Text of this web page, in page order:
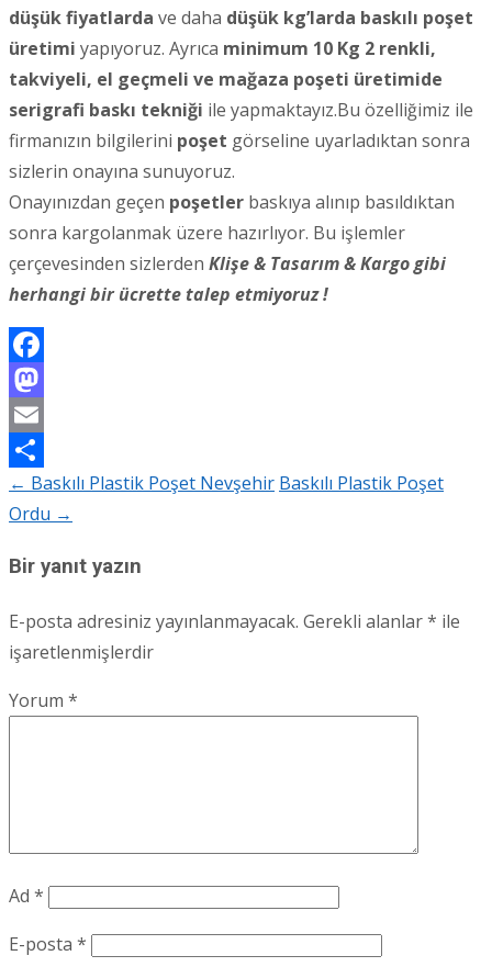
düşük fiyatlarda ve daha düşük kg’larda baskılı poşet
üretimi yapıyoruz. Ayrıca minimum 10 Kg 2 renkli,
takviyeli, el geçmeli ve mağaza poşeti üretimide
serigrafi baskı tekniği ile yapmaktayız.Bu özelliğimiz ile
firmanızın bilgilerini poşet görseline uyarladıktan sonra
sizlerin onayına sunuyoruz.
Onayınızdan geçen poşetler baskıya alınıp basıldıktan
sonra kargolanmak üzere hazırlıyor. Bu işlemler
çerçevesinden sizlerden Klişe & Tasarım & Kargo gibi
herhangi bir ücrette talep etmiyoruz !
Facebook
Mastodon
Email
Share
Post
← Baskılı Plastik Poşet Nevşehir Baskılı Plastik Poşet
Ordu →
Bir yanıt yazın
E-posta adresiniz yayınlanmayacak. Gerekli alanlar* ile
işaretlenmişlerdir
Yorum *
Ad *
E-posta *